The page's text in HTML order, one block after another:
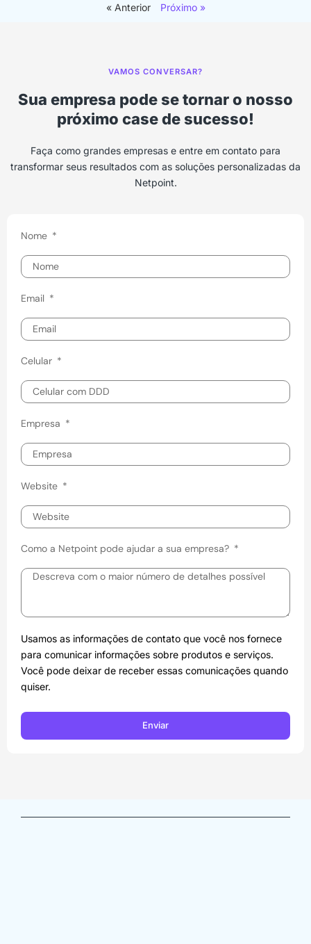
« Anterior Próximo »
VAMOS CONVERSAR?
Sua empresa pode se tornar o nosso
próximo case de sucesso!
Faça como grandes empresas e entre em contato para
transformar seus resultados com as soluções personalizadas da
Netpoint.
Nome
Email
Celular
Empresa
Website
Como a Netpoint pode ajudar a sua empresa?
Usamos as informações de contato que você nos fornece
para comunicar informações sobre produtos e serviços.
Você pode deixar de receber essas comunicações quando
quiser.
Enviar